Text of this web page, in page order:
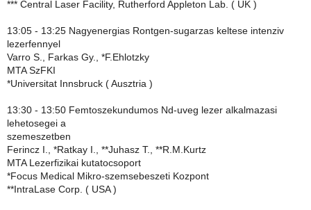
*** Central Laser Facility, Rutherford Appleton Lab. ( UK )
13:05 - 13:25 Nagyenergias Rontgen-sugarzas keltese intenziv
lezerfennyel
Varro S., Farkas Gy., *F.Ehlotzky
MTA SzFKI
*Universitat Innsbruck ( Ausztria )
13:30 - 13:50 Femtoszekundumos Nd-uveg lezer alkalmazasi
lehetosegei a
szemeszetben
Ferincz I., *Ratkay I., **Juhasz T., **R.M.Kurtz
MTA Lezerfizikai kutatocsoport
*Focus Medical Mikro-szemsebeszeti Kozpont
**IntraLase Corp. ( USA )